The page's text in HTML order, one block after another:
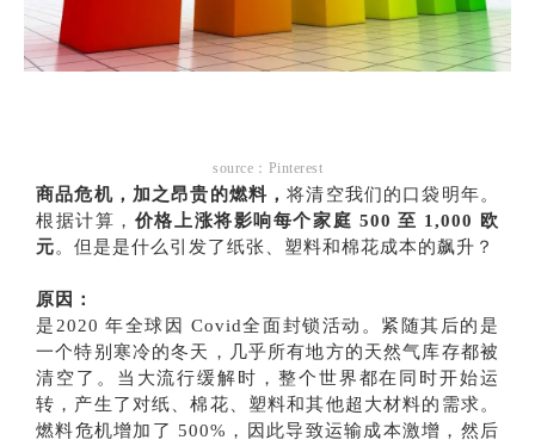
source：Pinterest
商品危机，加之昂贵的燃料，将清空我们的口袋明年。
根据计算， 价格上涨将影响每个家庭 500 至 1,000 欧
元。但是是什么引发了纸张、塑料和棉花成本的飙升？
原因：
是2020 年全球因 Covid全面封锁活动。紧随其后的是
一个特别寒冷的冬天，几乎所有地方的天然气库存都被
清空了。当大流行缓解时，整个世界都在同时开始运
转，产生了对纸、棉花、塑料和其他超大材料的需求。
燃料危机增加了 500%，因此导致运输成本激增，然后